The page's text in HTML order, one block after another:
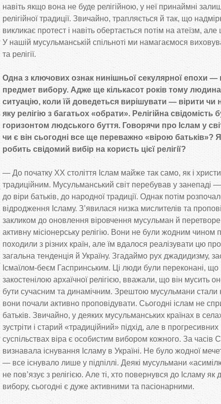
навіть якщо вона не буде релігійною, у неї принаймні
релігійної традиції. Звичайно, трапляється й так, що
викликає протест і навіть обертається потім на атеїзм,
У нашій мусульманській спільноті ми намагаємося
та релігії.
Одна з ключових ознак нинішньої секулярної епохи —
предмет вибору. Адже ще кількасот років тому
ситуацію, коли їй доведеться вирішувати — вірити чи
яку релігію з багатьох «обрати». Релігійна свідомість
горизонтом людського буття. Говорячи про Іслам у
чи є він сьогодні все ще переважно «вірою батьків»?
робить свідомий вибір на користь цієї релігії?
— До початку ХХ століття Іслам майже так само, як і
традиційним. Мусульманський світ перебував у занепаді —
до віри батьків, до народної традиції. Однак потім
відродження Ісламу. З’явилася низка мислителів та
закликом до оновлення віровчення мусульман й
активну місіонерську релігію. Вони не були жодним чином
походили з різних країн, але їм вдалося реалізувати цю
загальна тенденція й Україну. Згадаймо рух джадидизму,
Ісмаїлом-беєм Гаспринським. Ці люди були переконані,
закостенілою архаїчної релігією, вважали, що він мусить
бути сучасним та динамічним. Зрештою мусульмани стали
вони почали активно проповідувати. Сьогодні іслам не
батьків. Звичайно, у деяких мусульманських країнах в
зустріти і старий «традиційний» підхід, але в
суспільствах віра є особистим вибором кожного. За
визнавала існування Ісламу в Україні. Не було жодної
— все існувало лише у підпіллі. Деякі мусульмани
не пов’язує з релігією. Але ті, хто повернувся до Ісламу як
вибору, сьогодні є дуже активними та пасіонарними.